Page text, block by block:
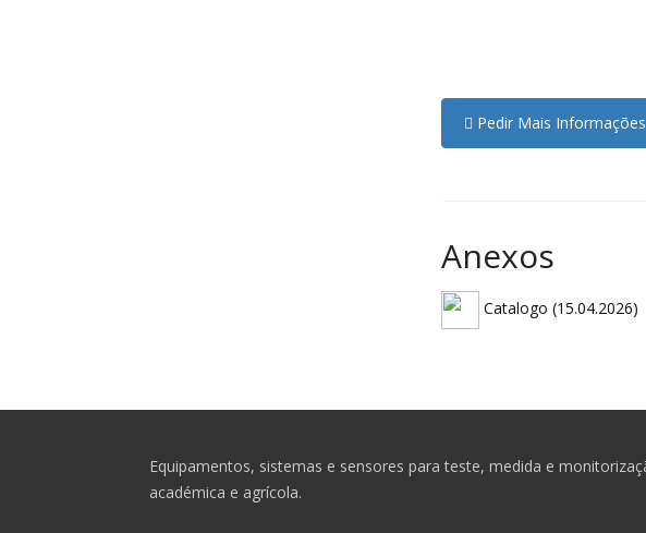
Pedir Mais Informações
Anexos
Catalogo (15.04.2026)
Equipamentos, sistemas e sensores para teste, medida e
académica e agrícola.